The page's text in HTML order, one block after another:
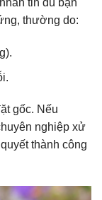
tin dù bạn
thường do:
gốc. Nếu
nghiệp xử
thành công